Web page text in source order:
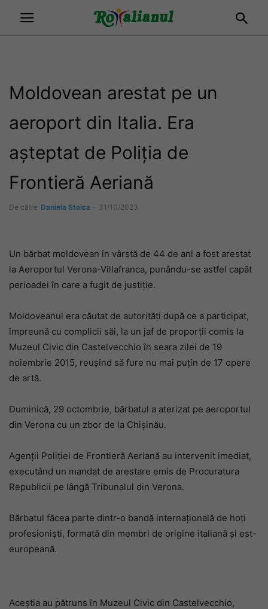
Moldovean arestat pe un
aeroport din Italia. Era
așteptat de Poliția de
Frontieră Aeriană
De către Daniela Stoica - 31/10/2023
Un bărbat moldovean în vârstă de 44 de ani a fost arestat
la Aeroportul Verona-Villafranca, punându-se astfel capăt
perioadei în care a fugit de justiție.
Moldoveanul era căutat de autorități după ce a participat,
împreună cu complicii săi, la un jaf de proporții comis la
Muzeul Civic din Castelvecchio în seara zilei de 19
noiembrie 2015, reușind să fure nu mai puțin de 17 opere
de artă.
Duminică, 29 octombrie, bărbatul a aterizat pe aeroportul
din Verona cu un zbor de la Chișinău.
Agenții Poliției de Frontieră Aeriană au intervenit imediat,
executând un mandat de arestare emis de Procuratura
Republicii pe lângă Tribunalul din Verona.
Bărbatul făcea parte dintr-o bandă internațională de hoți
profesioniști, formată din membri de origine italiană și est-
europeană.
Aceștia au pătruns în Muzeul Civic din Castelvecchio,